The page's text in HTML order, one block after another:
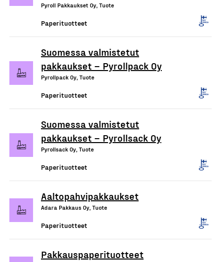
Pyroll Pakkaukset Oy, Tuote
Paperituotteet
Suomessa valmistetut
pakkaukset – Pyrollpack Oy
Pyrollpack Oy, Tuote
Paperituotteet
Suomessa valmistetut
pakkaukset – Pyrollsack Oy
Pyrollsack Oy, Tuote
Paperituotteet
Aaltopahvipakkaukset
Adara Pakkaus Oy, Tuote
Paperituotteet
Pakkauspaperituotteet